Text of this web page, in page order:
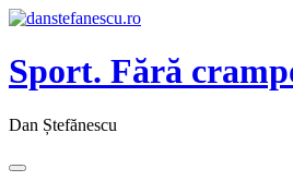
Sport. Fără
Dan Ștefănescu